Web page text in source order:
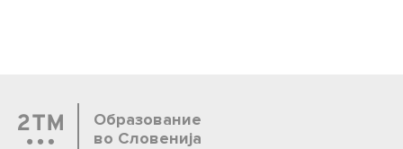
Образование
во Словенија